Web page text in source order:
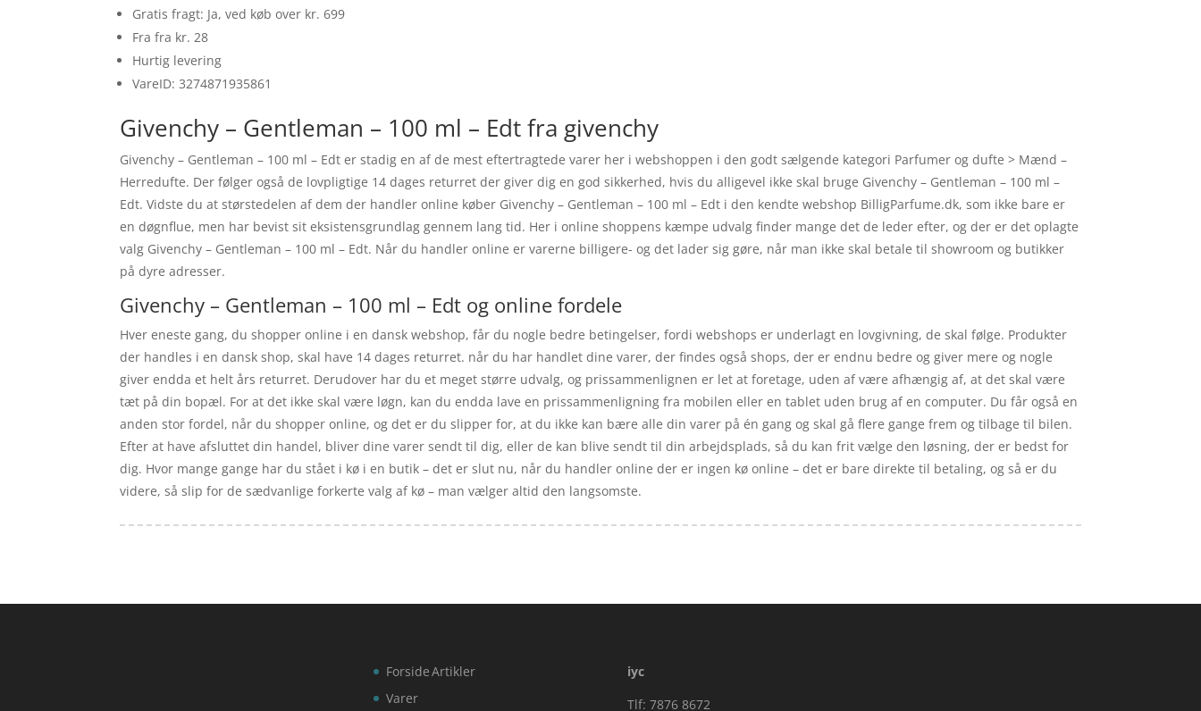
Gratis fragt: Ja, ved køb over kr. 699
Fra fra kr. 28
Hurtig levering
VareID: 3274871935861
Givenchy – Gentleman – 100 ml – Edt fra givenchy
Givenchy – Gentleman – 100 ml – Edt er stadig en af de mest eftertragtede varer her i webshoppen i den godt sælgende kategori Parfumer og dufte > Mænd –
Herredufte. Der følger også de lovpligtige 14 dages returret der giver dig en god sikkerhed, hvis du alligevel ikke skal bruge Givenchy – Gentleman – 100 ml –
Edt. Vidste du at størstedelen af dem der handler online køber Givenchy – Gentleman – 100 ml – Edt i den kendte webshop BilligParfume.dk, som ikke bare er
en døgnflue, men har bevist sit eksistensgrundlag gennem lang tid. Her i online shoppens kæmpe udvalg finder mange det de leder efter, og der er det oplagte
valg Givenchy – Gentleman – 100 ml – Edt. Når du handler online er varerne billigere- og det lader sig gøre, når man ikke skal betale til showroom og butikker
på dyre adresser.
Givenchy – Gentleman – 100 ml – Edt og online fordele
Hver eneste gang, du shopper online i en dansk webshop, får du nogle bedre betingelser, fordi webshops er underlagt en lovgivning, de skal følge. Produkter
der handles i en dansk shop, skal have 14 dages returret. når du har handlet dine varer, der findes også shops, der er endnu bedre og giver mere og nogle
giver endda et helt års returret. Derudover har du et meget større udvalg, og prissammenlignen er let at foretage, uden af være afhængig af, at det skal være
tæt på din bopæl. For at det ikke skal være løgn, kan du endda lave en prissammenligning fra mobilen eller en tablet uden brug af en computer. Du får også en
anden stor fordel, når du shopper online, og det er du slipper for, at du ikke kan bære alle din varer på én gang og skal gå flere gange frem og tilbage til bilen.
Efter at have afsluttet din handel, bliver dine varer sendt til dig, eller de kan blive sendt til din arbejdsplads, så du kan frit vælge den løsning, der er bedst for
dig. Hvor mange gange har du stået i kø i en butik – det er slut nu, når du handler online der er ingen kø online – det er bare direkte til betaling, og så er du
videre, så slip for de sædvanlige forkerte valg af kø – man vælger altid den langsomste.
Forside
Varer
Artikler
iyc
Tlf: 7876 8672